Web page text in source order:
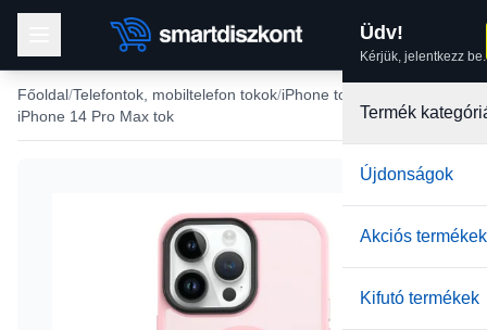
Üdv!
Kérjük, jelentkezz be.
Termék
Újdonságok
Akciós termékek
Kifutó termékek
Főoldal Telefontok, mobiltelefon tokok iPhone tokok
iPhone 14 Pro Max tok